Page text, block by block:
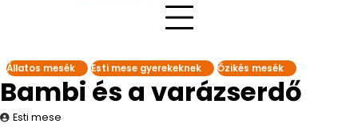
Állatos mesék Esti mese gyerekeknek Őzikés mesék
Bambi és a varázserdő
Esti mese